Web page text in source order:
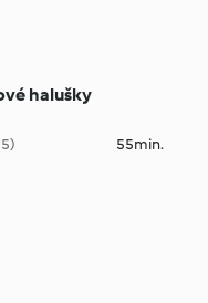
halušky
55min.